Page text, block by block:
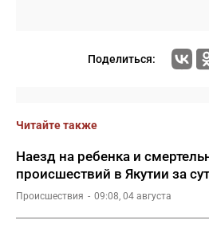
Поделиться:
Читайте также
Наезд на ребенка и
происшествий в Якутии за
Происшествия 09:08, 04 августа